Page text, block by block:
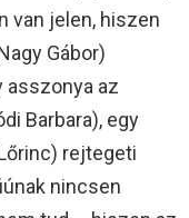
van jelen, hiszen
Gábor)
asszonya az
Barbara), egy
rejtegeti
nincsen